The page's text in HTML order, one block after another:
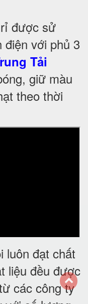
được sử
với phủ 3
Tải
giữ màu
theo thời
luôn đạt chất
liệu đều được
các công ty
back